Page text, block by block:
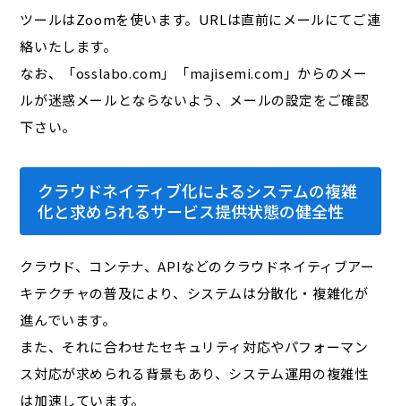
ツールはZoomを使います。URLは直前にメールにてご連
絡いたします。
なお、「osslabo.com」「majisemi.com」からのメー
ルが迷惑メールとならないよう、メールの設定をご確認
下さい。
クラウドネイティブ化によるシステムの複雑
化と求められるサービス提供状態の健全性
クラウド、コンテナ、APIなどのクラウドネイティブアー
キテクチャの普及により、システムは分散化・複雑化が
進んでいます。
また、それに合わせたセキュリティ対応やパフォーマン
ス対応が求められる背景もあり、システム運用の複雑性
は加速しています。